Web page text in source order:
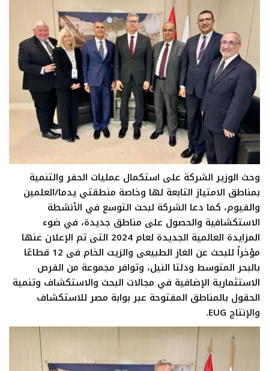
وحث الوزير الشركة على استكمال عمليات الحفر والتنمية
بمناطق الامتياز التابعة لها وخاصة منطقتي يدما/العلمين
والفيوم، كما دعا الشركة لبحث التوسع في الأنشطة
الاستكشافية والحصول على مناطق جديدة، في ضوء
المزايدة العالمية الجديدة لعام 2024 التى تم الإعلان عنها
مؤخراً للبحث عن الغاز الطبيعى والزيت الخام فى 12 قطاعًا
بالبحر المتوسط ودلتا النيل، وتوافر مجموعة من الفرص
الاستثمارية الإضافية في مجالات البحث والاستكشاف وتنمية
الحقول بالمناطق المفتوحة عبر بوابة مصر للاستكشاف
والإنتاج EUG.